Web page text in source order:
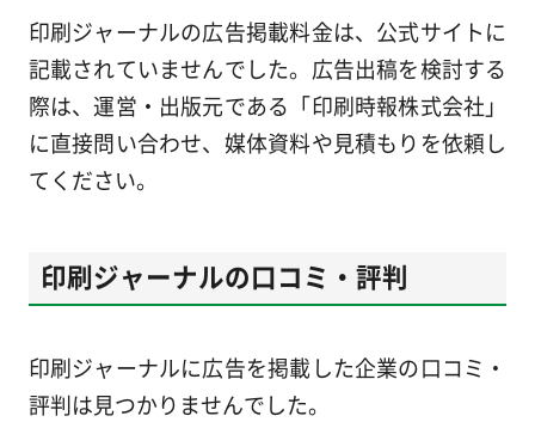
印刷ジャーナルの広告掲載料金は、公式サイトに
記載されていませんでした。広告出稿を検討する
際は、運営・出版元である「印刷時報株式会社」
に直接問い合わせ、媒体資料や見積もりを依頼し
てください。
印刷ジャーナルの口コミ・評判
印刷ジャーナルに広告を掲載した企業の口コミ・
評判は見つかりませんでした。